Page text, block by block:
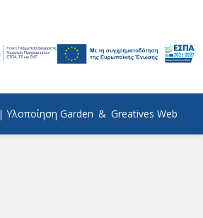
Υλοποίηση Garden & Greatives Web